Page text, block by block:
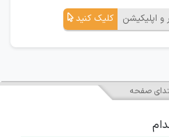
و اپلیکیشن کلیک کنید
صفحه